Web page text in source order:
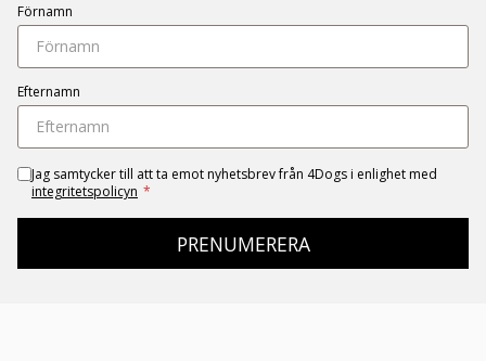
Förnamn
Efternamn
Jag samtycker till att ta emot nyhetsbrev från 4Dogs i enlighet med
integritetspolicyn *
PRENUMERERA